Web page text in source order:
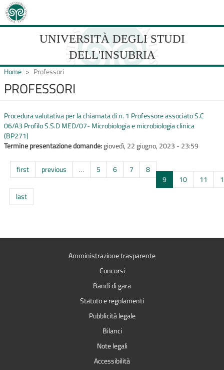
Salta
contenuto
UNIVERSITÀ DEGLI STUDI
DELL'INSUBRIA
DEGLI
STUDI
DELL'INSUBRIA
Home Professori
PROFESSORI
Procedura valutativa per la chiamata di n. 1 Professore associato S.C
06/A3 Profilo S.S.D MED/07- Microbiologia e microbiologia clinica
(BP271)
Termine presentazione domande:giovedì, 22 giugno, 2023 - 23:59
first previous … 5 6 7
8
9
10 11
last
Amministrazione trasparente
Concorsi
Bandi di gara
Statuto e regolamenti
Pubblicità legale
Bilanci
Note legali
Accessibilità